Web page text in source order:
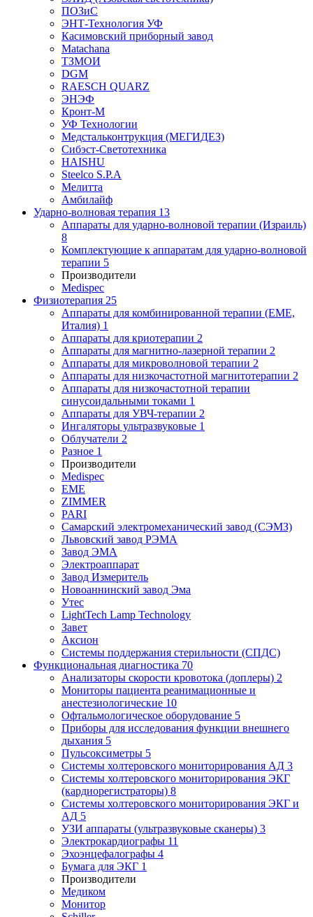
ПОЗиС
ЭНТ-Технология УФ
Касимовский приборный завод
Matachana
ТЗМОИ
DGM
RAESCH QUARZ
ЭНЭФ
Кронт-М
УФ Технологии
Медстальконтрукция (МЕГИДЕЗ)
Сибэст-Светотехника
HAISHU
Steelco S.P.A
Мелитта
Амбилайф
Ударно-волновая терапия 13
Аппараты для ударно-волновой терапии (Израиль)
8
Комплектующие к аппаратам для ударно-волновой
терапии 5
Производители
Medispec
Физиотерапия 25
Аппараты для комбинированной терапии (EME,
Италия) 1
Аппараты для криотерапии 2
Аппараты для магнитно-лазерной терапии 2
Аппараты для микроволновой терапии 2
Аппараты для низкочастотной магнитотерапии 2
Аппараты для низкочастотной терапии
синусоидальными токами 1
Аппараты для УВЧ-терапии 2
Ингаляторы ультразвуковые 1
Облучатели 2
Разное 1
Производители
Medispec
EME
ZIMMER
PARI
Самарский электромеханический завод (СЭМЗ)
Львовский завод РЭМА
Завод ЭМА
Электроаппарат
Завод Измеритель
Новоаннинский завод Эма
Утес
LightTech Lamp Technology
Завет
Аксион
Системы поддержания стерильности (СПДС)
Функциональная диагностика 70
Анализаторы скорости кровотока (доплеры) 2
Мониторы пациента реанимационные и
анестезиологические 10
Офтальмологическое оборудование 5
Приборы для исследования функции внешнего
дыхания 5
Пульсоксиметры 5
Системы холтеровского мониторирования АД 3
Системы холтеровского мониторирования ЭКГ
(кардиорегистраторы) 8
Системы холтеровского мониторирования ЭКГ и
АД 5
УЗИ аппараты (ультразвуковые сканеры) 3
Электрокардиографы 11
Эхоэнцефалографы 4
Бумага для ЭКГ 1
Производители
Медиком
Монитор